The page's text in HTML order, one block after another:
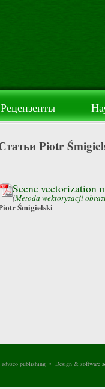
Рецензенты
Piotr
Scene vectorization
(Metoda wektoryzacji
Śmigielski
publishing • Design & software